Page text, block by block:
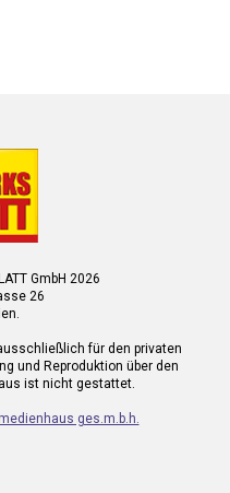
GmbH 2026
26
für den privaten
und Reproduktion über den
ist nicht gestattet.
ges.m.b.h.